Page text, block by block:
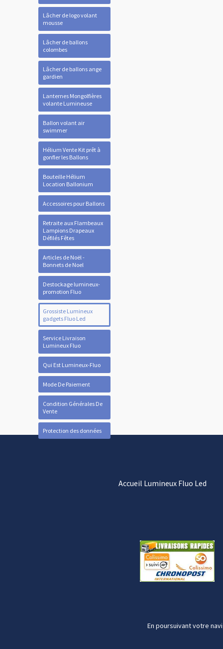
Lâcher de logo volant
mousse
Lâcher de ballons
colombes
Lâcher de ballons ange
gardien
Lanternes Mongolfières
volante Lumineuse
Ballon volant air
swimmer
Hélium Vente Kit prêt à
gonfler les Ballons
Bouteille Hélium
Location Ballonium
Accessoires pour Ballons
Retraite aux Flambeaux
Lampions Drapeaux
Défilés Fêtes
Articles de Noël -
Bonnets de Noel
Destockage lumineux-
promotion Fluo
Grossiste Lumineux
gadgets Fluo Led
Service Livraison
Lumineux Fluo
Qui Est Lumineux-Fluo
Mode De Paiement
Condition Générales De
Vente
Protection des données
Accueil Lumineux Fluo Led
En poursuivant votre